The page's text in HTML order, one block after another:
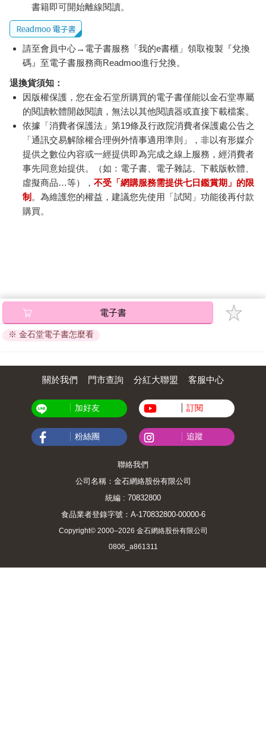
書籍即可開始離線閱讀。
請至會員中心→電子書服務「我的e書櫃」領取複製『兌換
碼』至電子書服務商Readmoo進行兌換。
退換貨須知：
因版權保護，您在金石堂所購買的電子書僅能以金石堂專屬
的閱讀軟體開啟閱讀，無法以其他閱讀器或直接下載檔案。
依據「消費者保護法」第19條及行政院消費者保護處公告之
「通訊交易解除權合理例外情事適用準則」，非以有形媒介
提供之數位內容或一經提供即為完成之線上服務，經消費者
事先同意始提供。（如：電子書、電子雜誌、下載版軟體、
虛擬商品…等），不受「網購服務需提供七日鑑賞期」的限
制 。為維護您的權益，建議您先使用「試閱」功能後再付款
購買。
電子書
※ 金石堂電子書怎麼看
關於我們 門市查詢 分紅大聯盟 客服中心
加好友 訂閱
粉絲團 追蹤
聯絡我們
公司名稱：金石網絡股份有限公司
統編 : 70832800
食品業者登錄字號：A-170832800-00000-6
Copyright© 2000–2026 金石網絡股份有限公司
0806_a861311